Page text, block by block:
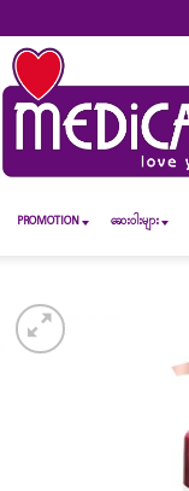
PROMOTION ဆေး၀ါးများ